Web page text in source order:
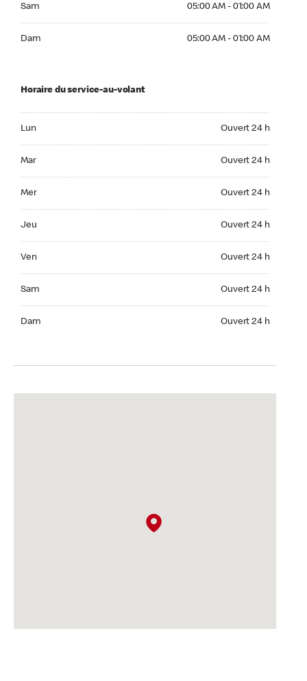
Sam 05:00 AM - 01:00 AM
Dam 05:00 AM - 01:00 AM
Horaire du service-au-volant
Lun Ouvert 24 h
Mar Ouvert 24 h
Mer Ouvert 24 h
Jeu Ouvert 24 h
Ven Ouvert 24 h
Sam Ouvert 24 h
Dam Ouvert 24 h